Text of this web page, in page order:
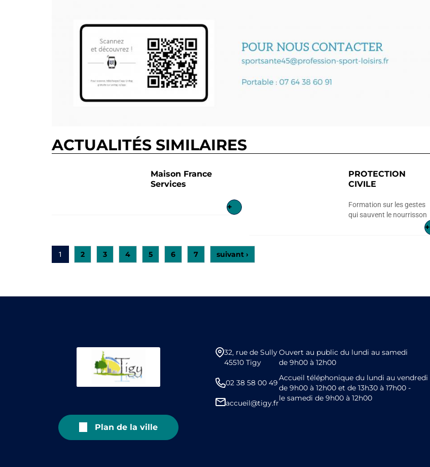
ACTUALITÉS SIMILAIRES
Maison France
Services
+
PROTECTION
CIVILE
Formation sur les gestes
qui sauvent le nourrisson
+
1 2 3 4 5 6 7 suivant ›
Plan de la ville
32, rue de Sully
45510 Tigy
02 38 58 00 49
accueil@tigy.fr
Ouvert au public du lundi au samedi
de 9h00 à 12h00
Accueil téléphonique du lundi au vendredi
de 9h00 à 12h00 et de 13h30 à 17h00 -
le samedi de 9h00 à 12h00